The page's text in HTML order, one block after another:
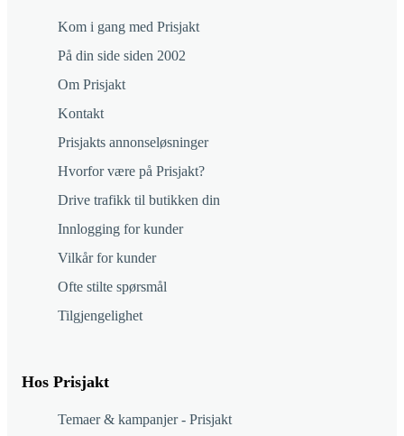
Kom i gang med Prisjakt
På din side siden 2002
Om Prisjakt
Kontakt
Prisjakts annonseløsninger
Hvorfor være på Prisjakt?
Drive trafikk til butikken din
Innlogging for kunder
Vilkår for kunder
Ofte stilte spørsmål
Tilgjengelighet
Hos Prisjakt
Temaer & kampanjer - Prisjakt